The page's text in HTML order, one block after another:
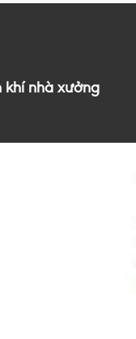
khí nhà xưởng